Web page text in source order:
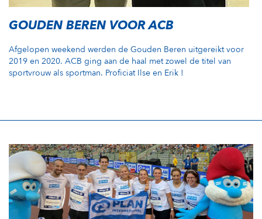
GOUDEN BEREN VOOR ACB
Afgelopen weekend werden de Gouden Beren uitgereikt voor
2019 en 2020. ACB ging aan de haal met zowel de titel van
sportvrouw als sportman. Proficiat Ilse en Erik !